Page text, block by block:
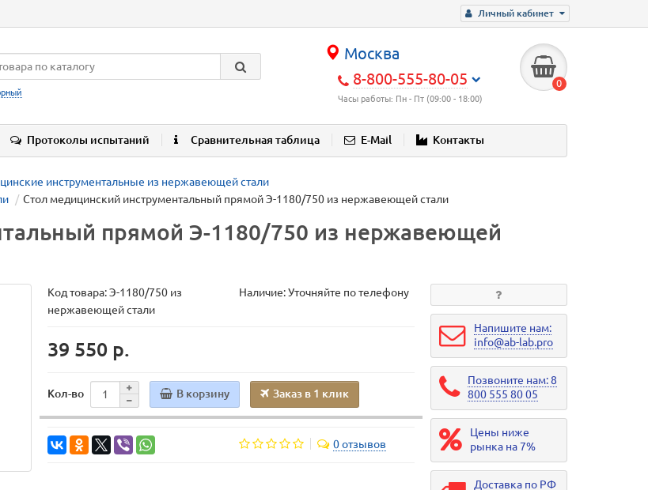
Личный кабинет
Москва
8-800-555-80-05
Часы работы: Пн - Пт (09:00 - 18:00)
0
Протоколы испытаний Сравнительная таблица E-Mail Контакты
инструментальные из нержавеющей стали
Стол медицинский инструментальный прямой Э-1180/750 из нержавеющей стали
прямой Э-1180/750 из нержавеющей
Код товара:Э-1180/750 из
нержавеющей стали
Наличие: Уточняйте по телефону
39 550 р.
Кол-во В корзину Заказ в 1 клик
0 отзывов
Напишите нам:
info@ab-lab.pro
Позвоните нам: 8
800 555 80 05
Цены ниже
рынка на 7%
Доставка по РФ